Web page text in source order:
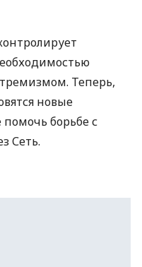
Теперь,
новые
борьбе с
Сеть.